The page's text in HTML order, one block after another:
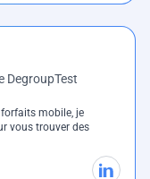
DegroupTest
mobile, je
vous trouver des